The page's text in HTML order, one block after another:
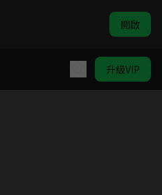
開啟
升級VIP